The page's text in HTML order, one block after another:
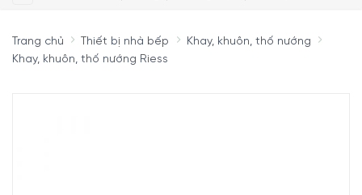
Trang chủ Thiết bị nhà bếp
Khay, khuôn, thố nướng
Khay, khuôn, thố nướng Riess